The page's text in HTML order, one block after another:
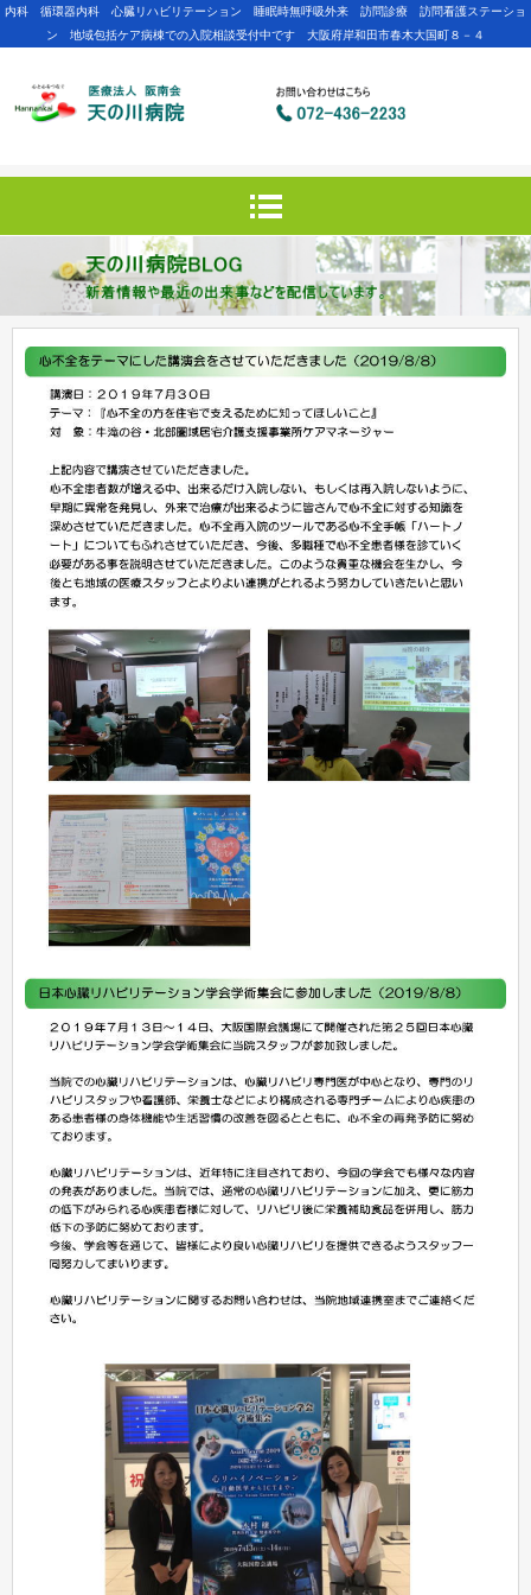
内科 循環器内科 心臓リハビリテーション 睡眠時無呼吸外来 訪問診療 訪問看護ステーショ
ン 地域包括ケア病棟での入院相談受付中です 大阪府岸和田市春木大国町８－４